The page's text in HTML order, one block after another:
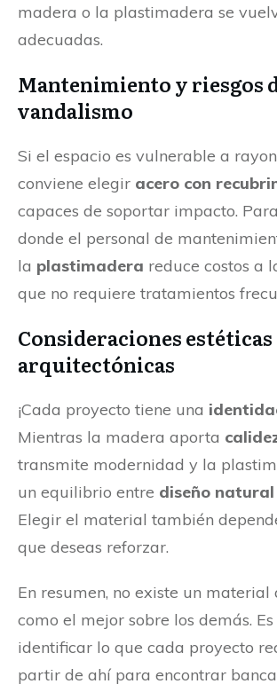
madera o la plastimadera se
adecuadas.
Mantenimiento y riesgos
vandalismo
Si el espacio es vulnerable a
conviene elegir acero con
capaces de soportar impacto.
donde el personal de
la plastimadera reduce costos a
que no requiere tratamientos
Consideraciones estéticas
arquitectónicas
¡Cada proyecto tiene una
Mientras la madera aporta
transmite modernidad y la
un equilibrio entre diseño natural
Elegir el material también
que deseas reforzar.
En resumen, no existe un material
como el mejor sobre los demás.
identificar lo que cada proyecto
partir de ahí para encontrar